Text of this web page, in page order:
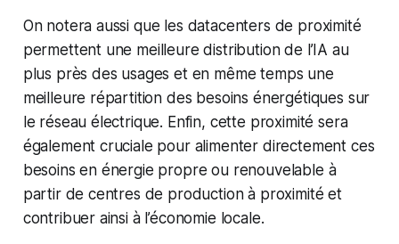
On notera aussi que les datacenters de proximité
permettent une meilleure distribution de l’IA au
plus près des usages et en même temps une
meilleure répartition des besoins énergétiques sur
le réseau électrique. Enfin, cette proximité sera
également cruciale pour alimenter directement ces
besoins en énergie propre ou renouvelable à
partir de centres de production à proximité et
contribuer ainsi à l’économie locale.